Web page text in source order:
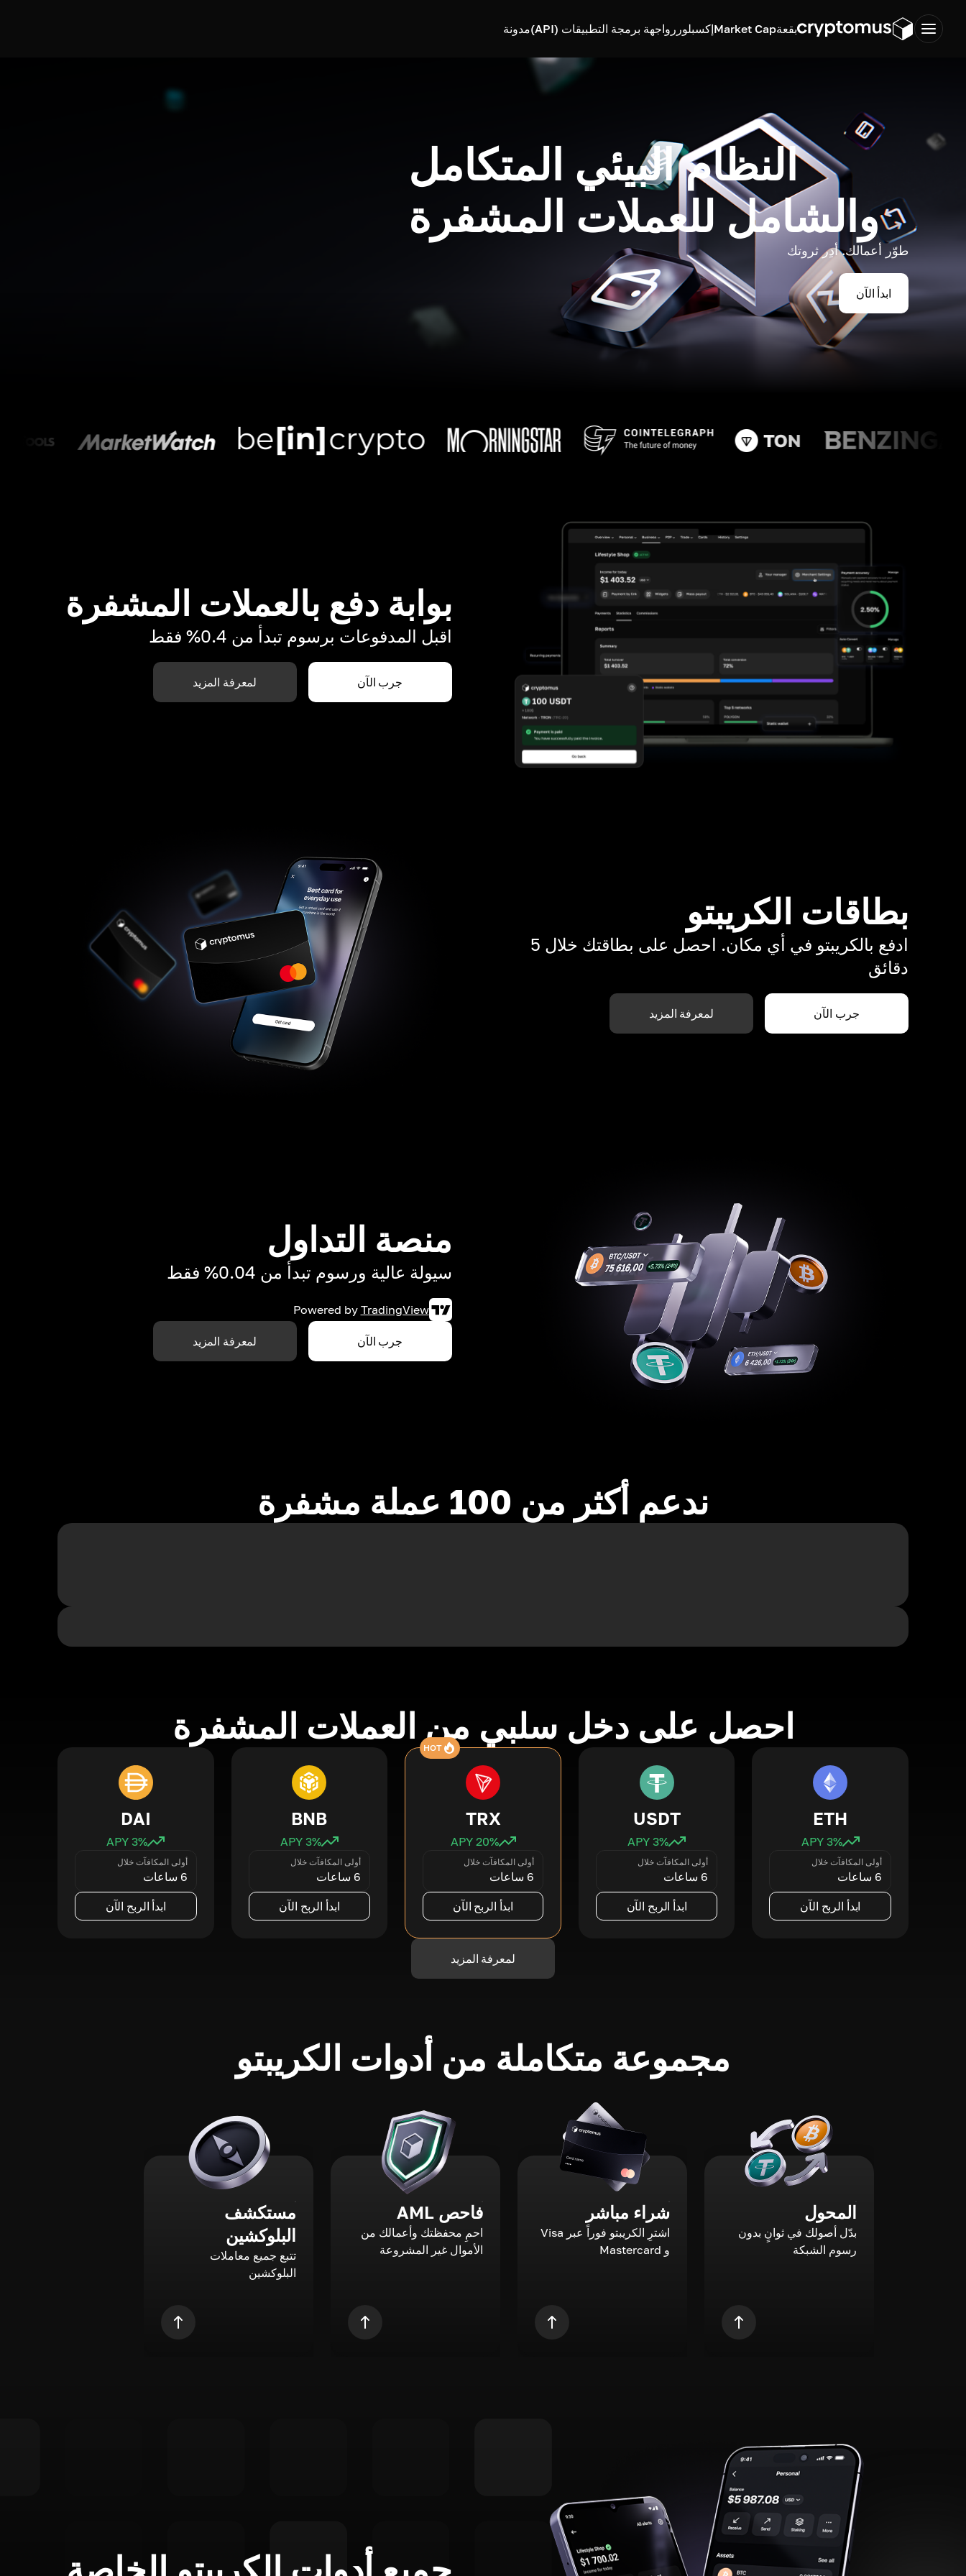
بقعةMarket Capإكسبلورر واجهة برمجة التطبيقات (API) مدونة
النظام البيئي المتكامل
والشامل للعملات المشفرة
طوّر أعمالك. أدِر ثروتك
ابدأ الآن
بوابة دفع بالعملات المشفرة
اقبل المدفوعات برسوم تبدأ من 0.4% فقط
جرب الآن لمعرفة المزيد
بطاقات الكريبتو
ادفع بالكريبتو في أي مكان. احصل على بطاقتك خلال 5
دقائق
جرب الآن لمعرفة المزيد
منصة التداول
سيولة عالية ورسوم تبدأ من 0.04% فقط
Powered by TradingView
جرب الآن لمعرفة المزيد
ندعم أكثر من 100 عملة مشفرة
احصل على دخل سلبي من العملات المشفرة
ETH
3% APY
أولى المكافآت خلال
6 ساعات
ابدأ الربح الآن
USDT
3% APY
أولى المكافآت خلال
6 ساعات
ابدأ الربح الآن
HOT
TRX
20% APY
أولى المكافآت خلال
6 ساعات
ابدأ الربح الآن
BNB
3% APY
أولى المكافآت خلال
6 ساعات
ابدأ الربح الآن
DAI
3% APY
أولى المكافآت خلال
6 ساعات
ابدأ الربح الآن
لمعرفة المزيد
مجموعة متكاملة من أدوات الكريبتو
المحول
بدّل أصولك في ثوانٍ بدون
رسوم الشبكة
شراء مباشر
اشترِ الكريبتو فوراً عبر Visa
و Mastercard
فاحص AML
احمِ محفظتك وأعمالك من
الأموال غير المشروعة
مستكشف
البلوكشين
تتبع جميع معاملات
البلوكشين